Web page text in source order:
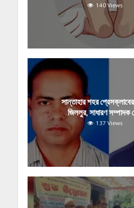
140 Views
সান্তাহার শহর
জিললুর, সাধারণ সম্পাদক
137 Views